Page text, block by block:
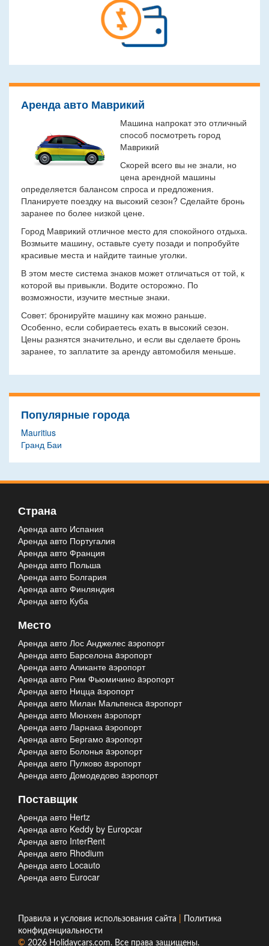
Аренда авто Маврикий
Машина напрокат это отличный
способ посмотреть город
Маврикий
Скорей всего вы не знали, но
цена арендной машины
определяется балансом спроса и предложения.
Планируете поездку на высокий сезон? Сделайте бронь
заранее по более низкой цене.
Город Маврикий отличное место для спокойного отдыха.
Возмьите машину, оставьте суету позади и попробуйте
красивые места и найдите таиные уголки.
В этом месте система знаков может отличаться от той, к
которой вы привыкли. Водите осторожно. По
возможности, изучите местные знаки.
Совет: бронируйте машину как можно раньше.
Особенно, если собираетесь ехать в высокий сезон.
Цены разнятся значительно, и если вы сделаете бронь
заранее, то заплатите за аренду автомобиля меньше.
Популярные города
Mauritius
Гранд Баи
Страна
Аренда авто Испания
Аренда авто Португалия
Аренда авто Франция
Аренда авто Польша
Аренда авто Болгария
Аренда авто Финляндия
Аренда авто Куба
Место
Аренда авто Лос Анджелес aэропорт
Аренда авто Барселона aэропорт
Аренда авто Аликанте aэропорт
Аренда авто Рим Фьюмичино aэропорт
Аренда авто Ницца aэропорт
Аренда авто Милан Мальпенса aэропорт
Аренда авто Мюнхен aэропорт
Аренда авто Ларнака aэропорт
Аренда авто Бергамо aэропорт
Аренда авто Болонья aэропорт
Аренда авто Пулково aэропорт
Аренда авто Домодедово aэропорт
Поставщик
Аренда авто Hertz
Аренда авто Keddy by Europcar
Аренда авто InterRent
Аренда авто Rhodium
Аренда авто Locauto
Аренда авто Eurocar
Правила и условия использования сайта
Политика
конфиденциальности
© 2026 Holidaycars.com. Все права защищены.